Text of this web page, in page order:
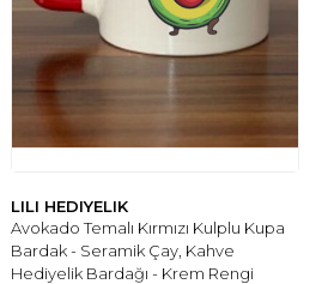
LILI HEDIYELIK
Avokado Temalı Kırmızı Kulplu Kupa
Bardak - Seramik Çay, Kahve
Hediyelik Bardağı - Krem Rengi